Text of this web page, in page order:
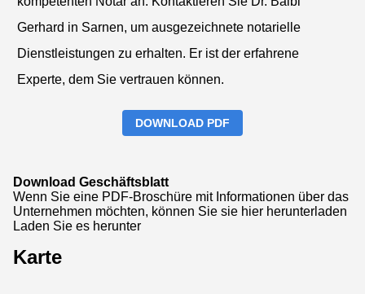
Gerhard in Sarnen, um ausgezeichnete notarielle
Dienstleistungen zu erhalten. Er ist der erfahrene
Experte, dem Sie vertrauen können.
DOWNLOAD PDF
Download Geschäftsblatt
Wenn Sie eine PDF-Broschüre mit Informationen über das
Unternehmen möchten, können Sie sie hier herunterladen
Laden Sie es herunter
Karte